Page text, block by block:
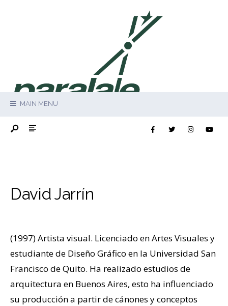
MAIN MENU
David Jarrín
(1997) Artista visual. Licenciado en Artes Visuales y
estudiante de Diseño Gráfico en la Universidad San
Francisco de Quito. Ha realizado estudios de
arquitectura en Buenos Aires, esto ha influenciado
su producción a partir de cánones y conceptos